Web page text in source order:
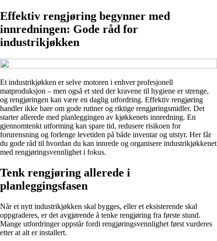
Effektiv rengjøring begynner med
innredningen: Gode råd for
industrikjøkken
Et industrikjøkken er selve motoren i enhver profesjonell
matproduksjon – men også et sted der kravene til hygiene er strenge,
og rengjøringen kan være en daglig utfordring. Effektiv rengjøring
handler ikke bare om gode rutiner og riktige rengjøringsmidler. Det
starter allerede med planleggingen av kjøkkenets innredning. En
gjennomtenkt utforming kan spare tid, redusere risikoen for
forurensning og forlenge levetiden på både inventar og utstyr. Her får
du gode råd til hvordan du kan innrede og organisere industrikjøkkenet
med rengjøringsvennlighet i fokus.
Tenk rengjøring allerede i
planleggingsfasen
Når et nytt industrikjøkken skal bygges, eller et eksisterende skal
oppgraderes, er det avgjørende å tenke rengjøring fra første stund.
Mange utfordringer oppstår fordi rengjøringsvennlighet først vurderes
etter at alt er installert.